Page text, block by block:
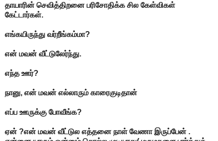
தாயாரின் செவித்திறனை பரிசோதிக்க சில கேள்விகள்
கேட்டார்கள்.
எங்கயிருந்து வர்றீங்கம்மா?
என் மவன் வீட்டுலேர்ந்து.
எந்த ஊர்?
நானு, என் மவன் எல்லாரும் காரைகுடிதான்
எப்ப ஊருக்கு போவீங்க?
ஏன் ?என் மவன் வீட்டுல எத்தனை நாள் வேணா இருப்பேன் .